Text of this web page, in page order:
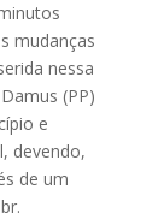
mudanças
nessa
(PP)
e
devendo,
de um